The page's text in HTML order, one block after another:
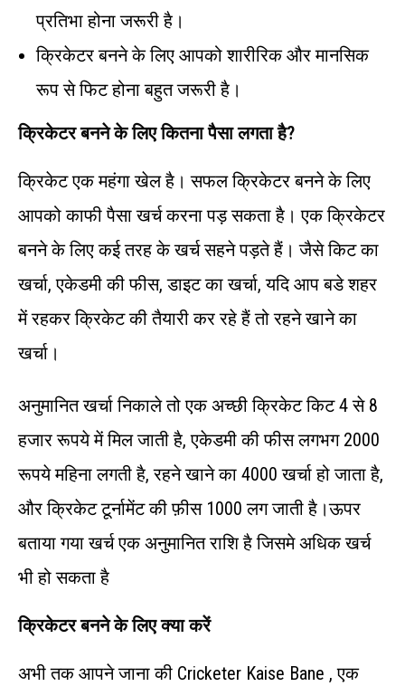
प्रतिभा होना जरूरी है।
क्रिकेटर बनने के लिए आपको शारीरिक और मानसिक
रूप से फिट होना बहुत जरूरी है।
क्रिकेटर बनने के लिए कितना पैसा लगता है?
क्रिकेट एक महंगा खेल है। सफल क्रिकेटर बनने के लिए
आपको काफी पैसा खर्च करना पड़ सकता है। एक क्रिकेटर
बनने के लिए कई तरह के खर्च सहने पड़ते हैं। जैसे किट का
खर्चा, एकेडमी की फीस, डाइट का खर्चा, यदि आप बडे शहर
में रहकर क्रिकेट की तैयारी कर रहे हैं तो रहने खाने का
खर्चा।
अनुमानित खर्चा निकाले तो एक अच्छी क्रिकेट किट 4 से 8
हजार रूपये में मिल जाती है, एकेडमी की फीस लगभग 2000
रूपये महिना लगती है, रहने खाने का 4000 खर्चा हो जाता है,
और क्रिकेट टूर्नामेंट की फ़ीस 1000 लग जाती है।ऊपर
बताया गया खर्च एक अनुमानित राशि है जिसमे अधिक खर्च
भी हो सकता है
क्रिकेटर बनने के लिए क्या करें
अभी तक आपने जाना की Cricketer Kaise Bane , एक